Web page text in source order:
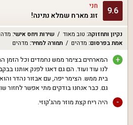
9.6 חני
זוג מארח שמלא נתינה!
נקיון ותחזוקה: טוב מאוד שירות ויחס אישי:
אמת בפרסום: מדהים תמורה למחיר: מדהים
+
המארחים בצימר ממש נחמדים וכל הזמן
לנו עוד ועוד. הם גם דאגו לפנק אותנו
בית ממש. הצימר יפה, עם אבזור נהדר
גם. כבר אנחנו בודקים מתי אפשר לחזור
- היה ריח קצת מוזר מהג'קוזי.